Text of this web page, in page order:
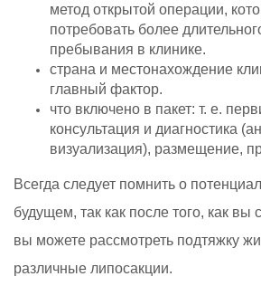
метод открытой операции,
потребовать более
пребывания в клинике.
страна и местонахождение
главный фактор.
что включено в пакет: т. е.
консультация и диагностика
визуализация), размещение,
Всегда следует помнить о
будущем, так как после того, как вы
вы можете рассмотреть подтяжку
различные липосакции.